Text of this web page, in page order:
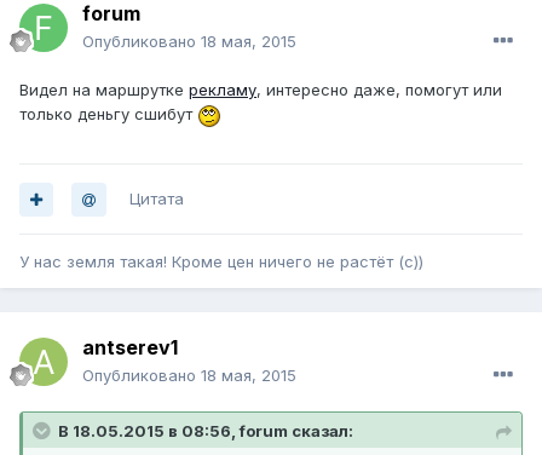
forum
Опубликовано 18 мая, 2015
Видел на маршрутке рекламу, интересно даже, помогут или
только деньгу сшибут
Цитата
У нас земля такая! Кроме цен ничего не растёт (с))
antserev1
Опубликовано 18 мая, 2015
В 18.05.2015 в 08:56, forum сказал: